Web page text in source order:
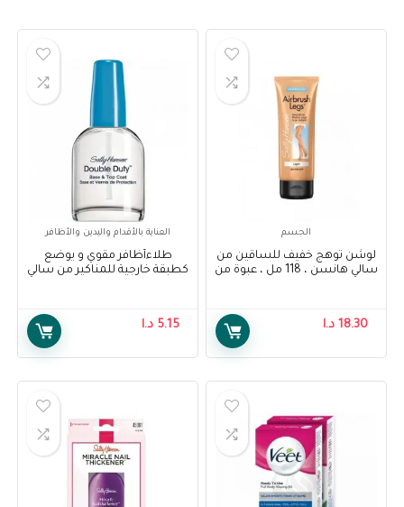
الجسم
لوشن توهج خفيف للساقين من
سالي هانسن ، 118 مل ، عبوة من
18.30 د.ا
العناية بالأقدام واليدين والأظافر
طلاءأظافر مقوي و يوضع
كطبقة خارجية للمناكير من سالي
5.15 د.ا